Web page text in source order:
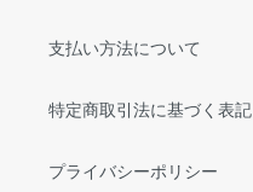
支払い方法について
特定商取引法に基づく表記
プライバシーポリシー